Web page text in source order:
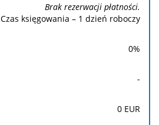
Brak rezerwacji płatności.
Czas księgowania – 1 dzień roboczy
0%
-
0 EUR